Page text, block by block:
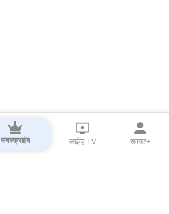
सबस्क्राईब लाईव्ह TV सकाळ+